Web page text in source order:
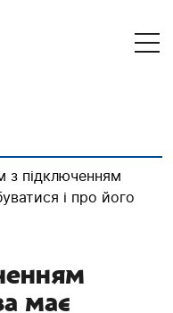
з підключенням
і про його
має